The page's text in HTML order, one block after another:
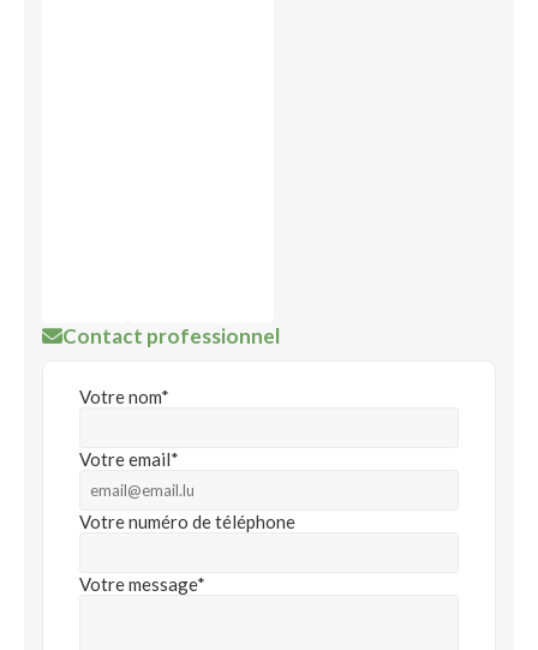
Contact professionnel
Votre nom*
Votre email*
Votre numéro de téléphone
Votre message*